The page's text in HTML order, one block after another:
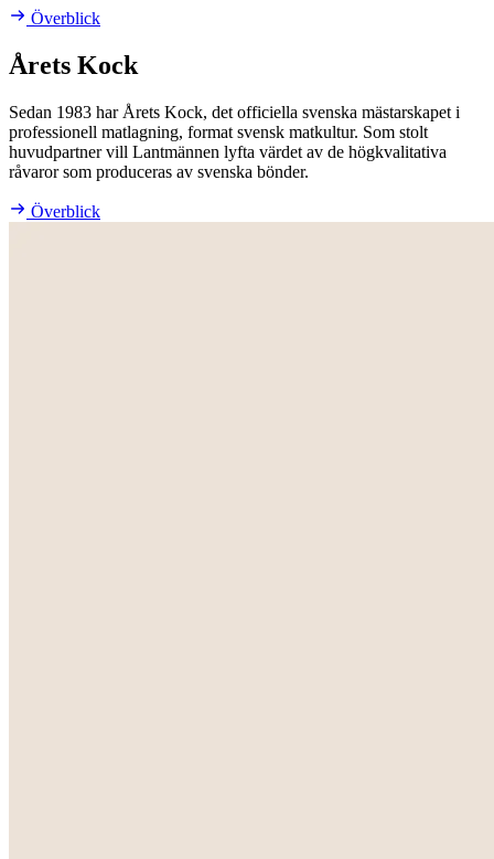
Överblick
Årets Kock
Sedan 1983 har Årets Kock, det officiella svenska mästarskapet i
professionell matlagning, format svensk matkultur. Som stolt
huvudpartner vill Lantmännen lyfta värdet av de högkvalitativa
råvaror som produceras av svenska bönder.
Överblick